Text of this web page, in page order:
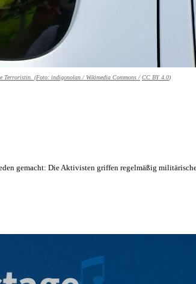
Terroristin. (Foto: indigonolan / Wikimedia Commons / CC BY 4.0)
gemacht: Die Aktivisten griffen regelmäßig